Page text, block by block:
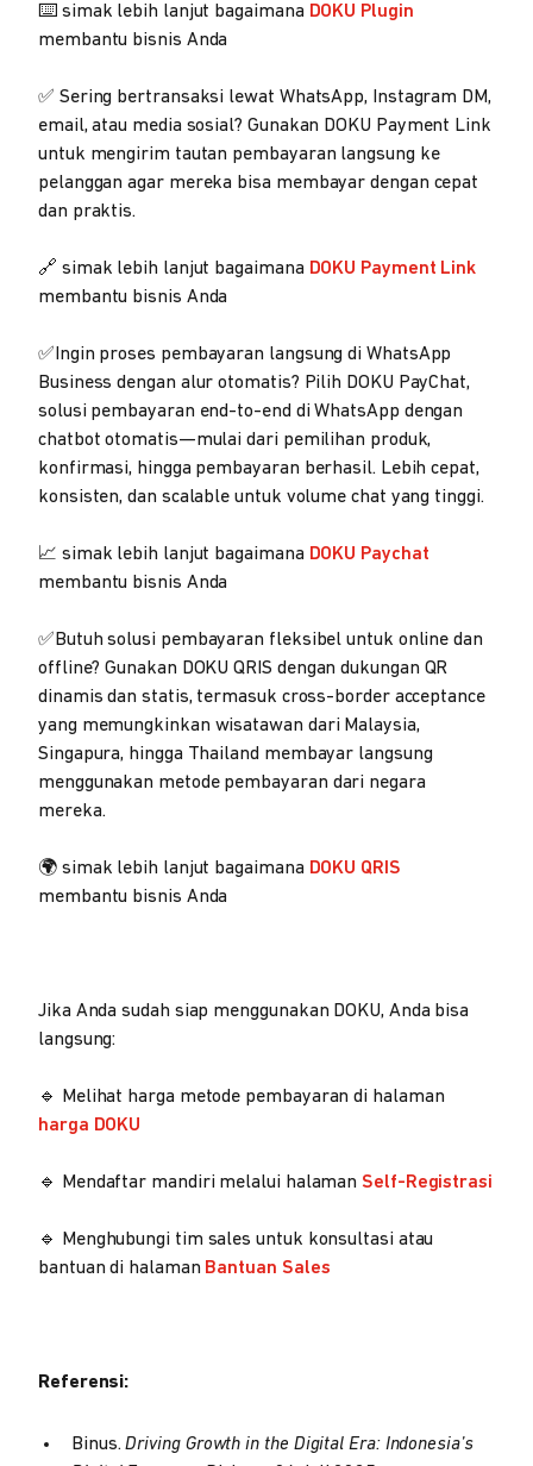
⌨️ simak lebih lanjut bagaimana DOKU Plugin
membantu bisnis Anda
✅ Sering bertransaksi lewat WhatsApp, Instagram DM,
email, atau media sosial? Gunakan DOKU Payment Link
untuk mengirim tautan pembayaran langsung ke
pelanggan agar mereka bisa membayar dengan cepat
dan praktis.
🔗 simak lebih lanjut bagaimana DOKU Payment Link
membantu bisnis Anda
✅Ingin proses pembayaran langsung di WhatsApp
Business dengan alur otomatis? Pilih DOKU PayChat,
solusi pembayaran end-to-end di WhatsApp dengan
chatbot otomatis—mulai dari pemilihan produk,
konfirmasi, hingga pembayaran berhasil. Lebih cepat,
konsisten, dan scalable untuk volume chat yang tinggi.
📈 simak lebih lanjut bagaimana DOKU Paychat
membantu bisnis Anda
✅Butuh solusi pembayaran fleksibel untuk online dan
offline? Gunakan DOKU QRIS dengan dukungan QR
dinamis dan statis, termasuk cross-border acceptance
yang memungkinkan wisatawan dari Malaysia,
Singapura, hingga Thailand membayar langsung
menggunakan metode pembayaran dari negara
mereka.
🌍 simak lebih lanjut bagaimana DOKU QRIS
membantu bisnis Anda
Jika Anda sudah siap menggunakan DOKU, Anda bisa
langsung:
🔹 Melihat harga metode pembayaran di halaman
harga DOKU
🔹 Mendaftar mandiri melalui halaman Self-Registrasi
🔹 Menghubungi tim sales untuk konsultasi atau
bantuan di halaman Bantuan Sales
Referensi:
Binus.Driving Growth in the Digital Era: Indonesia’s